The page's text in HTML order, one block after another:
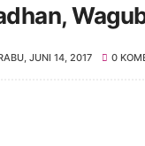
JUNI 14, 2017 0